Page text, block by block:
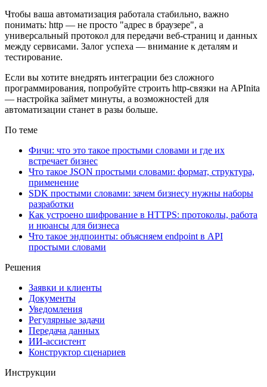
Чтобы ваша автоматизация работала стабильно, важно
понимать: http — не просто "адрес в браузере", а
универсальный протокол для передачи веб-страниц и данных
между сервисами. Залог успеха — внимание к деталям и
тестирование.
Если вы хотите внедрять интеграции без сложного
программирования, попробуйте строить http-связки на APInita
— настройка займет минуты, а возможностей для
автоматизации станет в разы больше.
По теме
Фичи: что это такое простыми словами и где их
встречает бизнес
Что такое JSON простыми словами: формат, структура,
применение
SDK простыми словами: зачем бизнесу нужны наборы
разработки
Как устроено шифрование в HTTPS: протоколы, работа
и нюансы для бизнеса
Что такое эндпоинты: объясняем endpoint в API
простыми словами
Решения
Заявки и клиенты
Документы
Уведомления
Регулярные задачи
Передача данных
ИИ-ассистент
Конструктор сценариев
Инструкции